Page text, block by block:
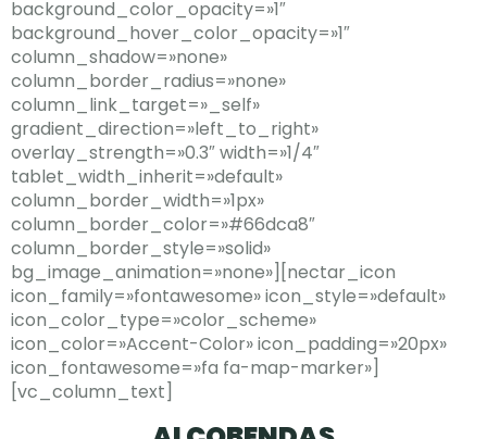
background_color_opacity=»1″
background_hover_color_opacity=»1″
column_shadow=»none»
column_border_radius=»none»
column_link_target=»_self»
gradient_direction=»left_to_right»
overlay_strength=»0.3″ width=»1/4″
tablet_width_inherit=»default»
column_border_width=»1px»
column_border_color=»#66dca8″
column_border_style=»solid»
bg_image_animation=»none»][nectar_icon
icon_family=»fontawesome» icon_style=»default»
icon_color_type=»color_scheme»
icon_color=»Accent-Color» icon_padding=»20px»
icon_fontawesome=»fa fa-map-marker»]
[vc_column_text]